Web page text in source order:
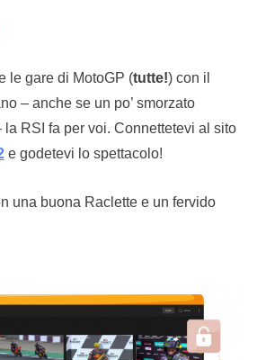
le gare di MotoGP (tutte!) con il
– anche se un po’ smorzato
la RSI fa per voi. Connettetevi al sito
e godetevi lo spettacolo!
una buona Raclette e un fervido